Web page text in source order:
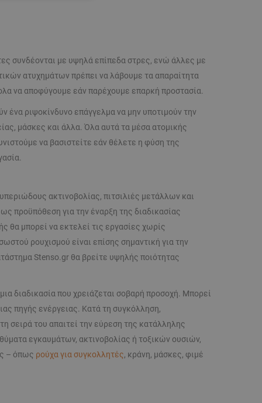
συνδέονται με υψηλά επίπεδα στρες, ενώ άλλες με
ατυχημάτων πρέπει να λάβουμε τα απαραίτητα
να αποφύγουμε εάν παρέχουμε επαρκή προστασία.
ένα ριψοκίνδυνο επάγγελμα να μην υποτιμούν την
μάσκες και άλλα. Όλα αυτά τα μέσα ατομικής
να βασιστείτε εάν θέλετε η φύση της
ακτινοβολίας, πιτσιλιές μετάλλων και
προϋπόθεση για την έναρξη της διαδικασίας
θα μπορεί να εκτελεί τις εργασίες χωρίς
ρουχισμού είναι επίσης σημαντική για την
Stenso.gr θα βρείτε υψηλής ποιότητας
διαδικασία που χρειάζεται σοβαρή προσοχή. Μπορεί
πηγής ενέργειας. Κατά τη συγκόλληση,
σειρά του απαιτεί την εύρεση της κατάλληλης
εγκαυμάτων, ακτινοβολίας ή τοξικών ουσιών,
– όπως ρούχα για συγκολλητές, κράνη, μάσκες, φιμέ